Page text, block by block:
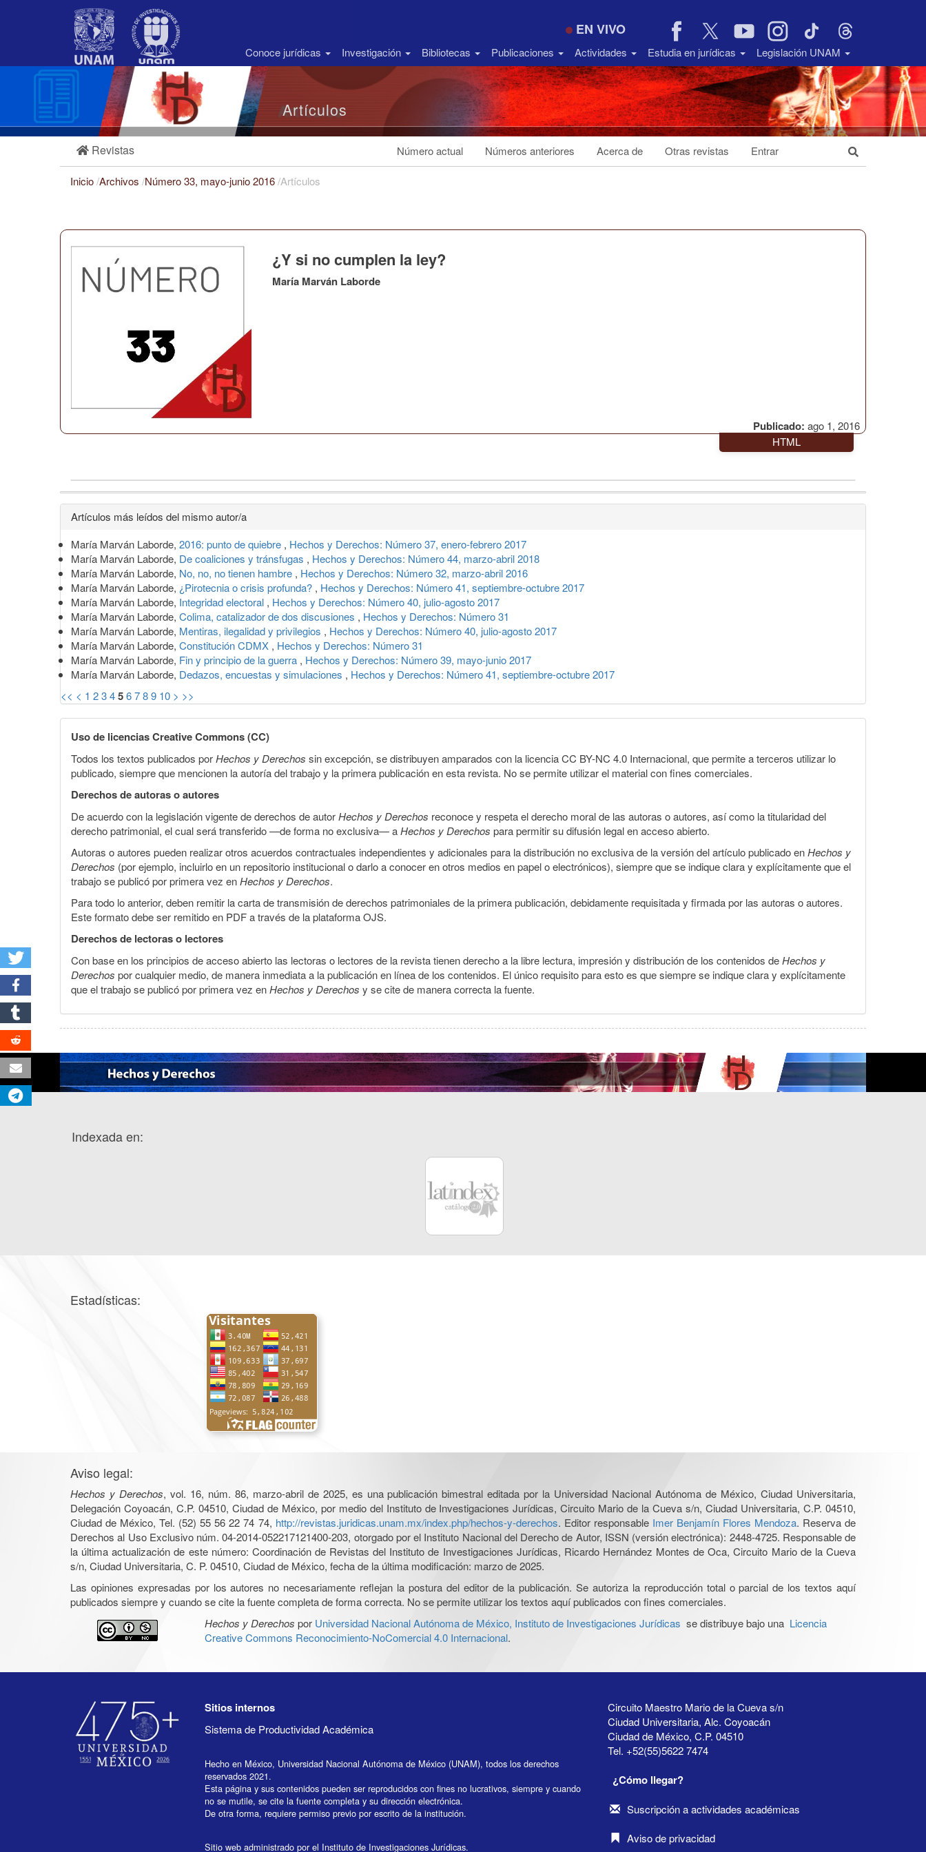
Barra
EN VIVO
Conoce jurídicas Investigación Bibliotecas Publicaciones Actividades Estudia en jurídicas Legislación UNAM
Artículos
Revistas Número actual Números anteriores Acerca de Otras revistas Entrar
Inicio/Archivos /Número 33, mayo-junio 2016/Artículos
Publicado: ago 1, 2016
¿Y si no cumplen la ley?
María Marván Laborde
HTML
Detalles
del
artículo
Artículos más leídos del mismo autor/a
María Marván Laborde, 2016: punto de quiebre , Hechos y Derechos: Número 37, enero-febrero 2017
María Marván Laborde, De coaliciones y tránsfugas , Hechos y Derechos: Número 44, marzo-abril 2018
María Marván Laborde, No, no, no tienen hambre , Hechos y Derechos: Número 32, marzo-abril 2016
María Marván Laborde, ¿Pirotecnia o crisis profunda? , Hechos y Derechos: Número 41, septiembre-octubre 2017
María Marván Laborde, Integridad electoral , Hechos y Derechos: Número 40, julio-agosto 2017
María Marván Laborde, Colima, catalizador de dos discusiones , Hechos y Derechos: Número 31
María Marván Laborde, Mentiras, ilegalidad y privilegios , Hechos y Derechos: Número 40, julio-agosto 2017
María Marván Laborde, Constitución CDMX , Hechos y Derechos: Número 31
María Marván Laborde, Fin y principio de la guerra , Hechos y Derechos: Número 39, mayo-junio 2017
María Marván Laborde, Dedazos, encuestas y simulaciones , Hechos y Derechos: Número 41, septiembre-octubre 2017
<< < 1 23456789 10 > >>
Uso de licencias Creative Commons (CC)
Todos los textos publicados porHechos y Derechos sin excepción, se distribuyen amparados con la licencia CC BY-NC 4.0 Internacional, que permite a terceros utilizar lo
publicado, siempre que mencionen la autoría del trabajo y la primera publicación en esta revista. No se permite utilizar el material con fines comerciales.
Derechos de autoras o autores
De acuerdo con la legislación vigente de derechos de autorHechos y Derechos reconoce y respeta el derecho moral de las autoras o autores, así como la titularidad del
derecho patrimonial, el cual será transferido —de forma no exclusiva— aHechos y Derechos para permitir su difusión legal en acceso abierto.
Autoras o autores pueden realizar otros acuerdos contractuales independientes y adicionales para la distribución no exclusiva de la versión del artículo publicado enHechos y
Derechos (por ejemplo, incluirlo en un repositorio institucional o darlo a conocer en otros medios en papel o electrónicos), siempre que se indique clara y explícitamente que el
trabajo se publicó por primera vez enHechos y Derechos.
Para todo lo anterior, deben remitir la carta de transmisión de derechos patrimoniales de la primera publicación, debidamente requisitada y firmada por las autoras o autores.
Este formato debe ser remitido en PDF a través de la plataforma OJS.
Derechos de lectoras o lectores
Con base en los principios de acceso abierto las lectoras o lectores de la revista tienen derecho a la libre lectura, impresión y distribución de los contenidos deHechos y
Derechos por cualquier medio, de manera inmediata a la publicación en línea de los contenidos. El único requisito para esto es que siempre se indique clara y explícitamente
que el trabajo se publicó por primera vez enHechos y Derechos y se cite de manera correcta la fuente.
Indexada en:
Estadísticas:
Aviso legal:
Hechos y Derechos, vol. 16, núm. 86, marzo-abril de 2025, es una publicación bimestral editada por la Universidad Nacional Autónoma de México, Ciudad Universitaria,
Delegación Coyoacán, C.P. 04510, Ciudad de México, por medio del Instituto de Investigaciones Jurídicas, Circuito Mario de la Cueva s/n, Ciudad Universitaria, C.P. 04510,
Ciudad de México, Tel. (52) 55 56 22 74 74, http://revistas.juridicas.unam.mx/index.php/hechos-y-derechos. Editor responsable Imer Benjamín Flores Mendoza. Reserva de
Derechos al Uso Exclusivo núm. 04-2014-052217121400-203, otorgado por el Instituto Nacional del Derecho de Autor, ISSN (versión electrónica): 2448-4725. Responsable de
la última actualización de este número: Coordinación de Revistas del Instituto de Investigaciones Jurídicas, Ricardo Hernández Montes de Oca, Circuito Mario de la Cueva
s/n, Ciudad Universitaria, C. P. 04510, Ciudad de México, fecha de la última modificación: marzo de 2025.
Las opiniones expresadas por los autores no necesariamente reflejan la postura del editor de la publicación. Se autoriza la reproducción total o parcial de los textos aquí
publicados siempre y cuando se cite la fuente completa de forma correcta. No se permite utilizar los textos aquí publicados con fines comerciales.
Hechos y Derechos por Universidad Nacional Autónoma de México, Instituto de Investigaciones Jurídicas se distribuye bajo una Licencia
Creative Commons Reconocimiento-NoComercial 4.0 Internacional.
Sitios internos
Sistema de Productividad Académica
Hecho en México, Universidad Nacional Autónoma de México (UNAM), todos los derechos
reservados 2021.
Esta página y sus contenidos pueden ser reproducidos con fines no lucrativos, siempre y cuando
no se mutile, se cite la fuente completa y su dirección electrónica.
De otra forma, requiere permiso previo por escrito de la institución.
Sitio web administrado por el Instituto de Investigaciones Jurídicas.
Circuito Maestro Mario de la Cueva s/n
Ciudad Universitaria, Alc. Coyoacán
Ciudad de México, C.P. 04510
Tel. +52(55)5622 7474
¿Cómo llegar?
Suscripción a actividades académicas
Aviso de privacidad